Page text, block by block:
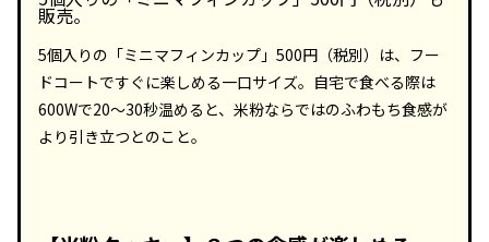
販売。
5個入りの「ミニマフィンカップ」500円（税別）は、フー
ドコートですぐに楽しめる一口サイズ。自宅で食べる際は
600Wで20～30秒温めると、米粉ならではのふわもち食感が
より引き立つとのこと。